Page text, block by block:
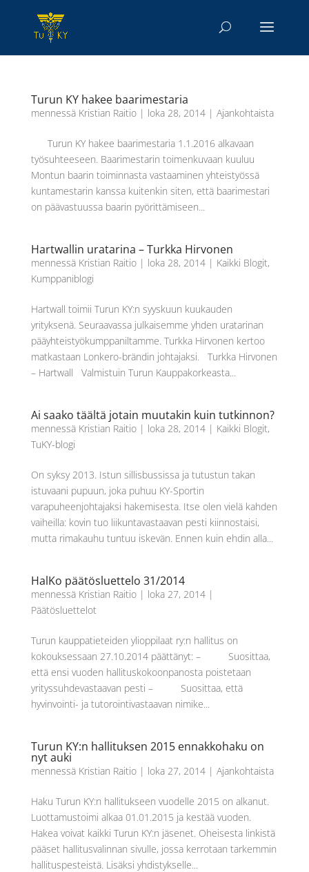
Turun KY hakee baarimestaria
mennessä Kristian Raitio| loka 28, 2014| Ajankohtaista
Turun KY hakee baarimestaria 1.1.2016 alkavaan
työsuhteeseen. Baarimestarin toimenkuvaan kuuluu
Montun baarin toiminnasta vastaaminen yhteistyössä
kuntamestarin kanssa kuitenkin siten, että baarimestari
on päävastuussa baarin pyörittämiseen...
Hartwallin uratarina – Turkka Hirvonen
mennessä Kristian Raitio| loka 28, 2014| Kaikki Blogit,
Kumppaniblogi
Hartwall toimii Turun KY:n syyskuun kuukauden
yrityksenä. Seuraavassa julkaisemme yhden uratarinan
pääyhteistyökumppaniltamme. Turkka Hirvonen kertoo
matkastaan Lonkero-brändin johtajaksi. Turkka Hirvonen
– Hartwall Valmistuin Turun Kauppakorkeasta...
Ai saako täältä jotain muutakin kuin tutkinnon?
mennessä Kristian Raitio| loka 28, 2014| Kaikki Blogit,
TuKY-blogi
On syksy 2013. Istun sillisbussissa ja tutustun takan
istuvaani pupuun, joka puhuu KY-Sportin
varapuheenjohtajaksi hakemisesta. Itse olen vielä kahden
vaiheilla: kovin tuo liikuntavastaavan pesti kiinnostaisi,
mutta rimakauhu tuntuu iskevän. Ennen kuin ehdin alla...
HalKo päätösluettelo 31/2014
mennessä Kristian Raitio| loka 27, 2014|
Päätösluettelot
Turun kauppatieteiden ylioppilaat ry:n hallitus on
kokouksessaan 27.10.2014 päättänyt: – Suosittaa,
että ensi vuoden hallituskokoonpanosta poistetaan
yrityssuhdevastaavan pesti – Suosittaa, että
hyvinvointi- ja tutorointivastaavan nimike...
Turun KY:n hallituksen 2015 ennakkohaku on
nyt auki
mennessä Kristian Raitio| loka 27, 2014| Ajankohtaista
Haku Turun KY:n hallitukseen vuodelle 2015 on alkanut.
Luottamustoimi alkaa 01.01.2015 ja kestää vuoden.
Hakea voivat kaikki Turun KY:n jäsenet. Oheisesta linkistä
pääset hallitusvalinnan sivulle, jossa kerrotaan tarkemmin
hallituspesteistä. Lisäksi yhdistykselle...